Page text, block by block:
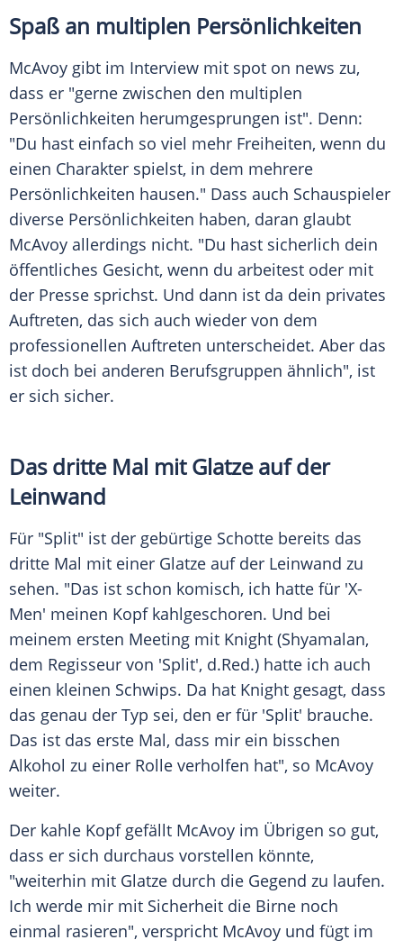
Spaß an multiplen Persönlichkeiten
McAvoy gibt im Interview mit spot on news zu,
dass er "gerne zwischen den multiplen
Persönlichkeiten herumgesprungen ist". Denn:
"Du hast einfach so viel mehr Freiheiten, wenn du
einen Charakter spielst, in dem mehrere
Persönlichkeiten hausen." Dass auch Schauspieler
diverse Persönlichkeiten haben, daran glaubt
McAvoy allerdings nicht. "Du hast sicherlich dein
öffentliches Gesicht, wenn du arbeitest oder mit
der Presse sprichst. Und dann ist da dein privates
Auftreten, das sich auch wieder von dem
professionellen Auftreten unterscheidet. Aber das
ist doch bei anderen Berufsgruppen ähnlich", ist
er sich sicher.
Das dritte Mal mit Glatze auf der
Leinwand
Für "Split" ist der gebürtige Schotte bereits das
dritte Mal mit einer Glatze auf der Leinwand zu
sehen. "Das ist schon komisch, ich hatte für 'X-
Men' meinen Kopf kahlgeschoren. Und bei
meinem ersten Meeting mit Knight (Shyamalan,
dem Regisseur von 'Split', d.Red.) hatte ich auch
einen kleinen Schwips. Da hat Knight gesagt, dass
das genau der Typ sei, den er für 'Split' brauche.
Das ist das erste Mal, dass mir ein bisschen
Alkohol zu einer Rolle verholfen hat", so McAvoy
weiter.
Der kahle Kopf gefällt McAvoy im Übrigen so gut,
dass er sich durchaus vorstellen könnte,
"weiterhin mit Glatze durch die Gegend zu laufen.
Ich werde mir mit Sicherheit die Birne noch
einmal rasieren", verspricht McAvoy und fügt im